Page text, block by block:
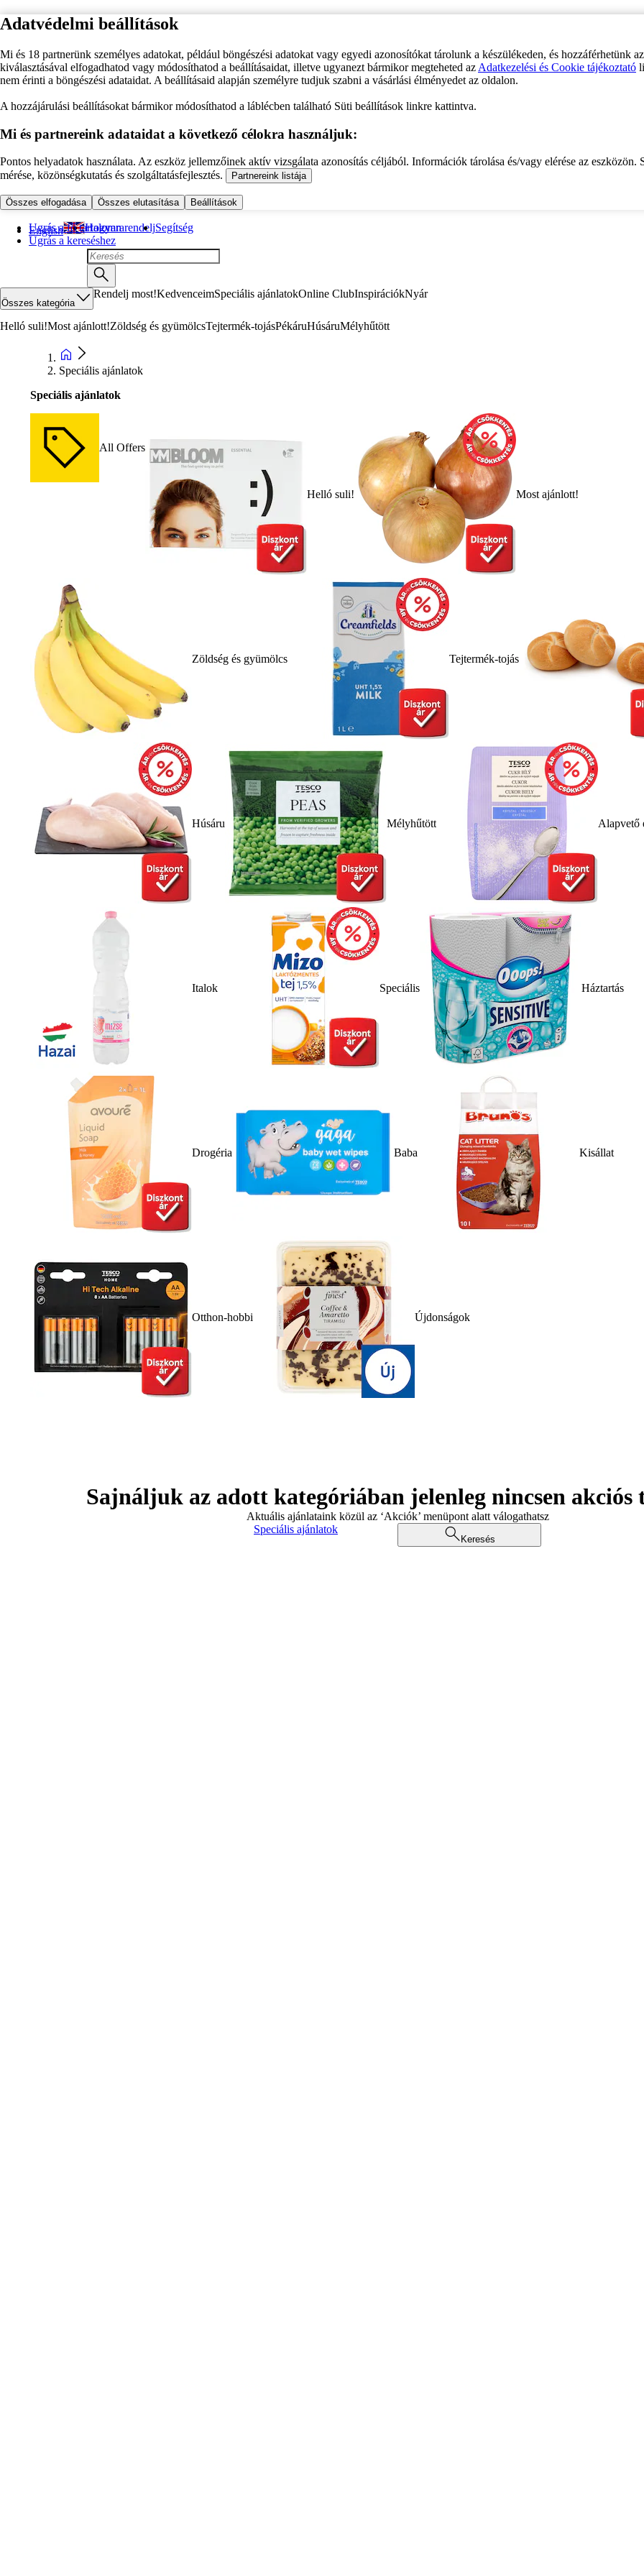
Adatvédelmi beállítások
Mi és 18 partnerünk személyes adatokat, például böngészési adatokat vagy egyedi azonosítókat tárolunk a készülékeden, és hozzáférhetünk
kiválasztásával elfogadhatod vagy módosíthatod a beállításaidat, illetve ugyanezt bármikor megteheted az Adatkezelési és Cookie tájékoztató
nem érinti a böngészési adataidat. A beállításaid alapján személyre tudjuk szabni a vásárlási élményedet az oldalon.
A hozzájárulási beállításokat bármikor módosíthatod a láblécben található Süti beállítások linkre kattintva.
Mi és partnereink adataidat a következő célokra használjuk:
Pontos helyadatok használata. Az eszköz jellemzőinek aktív vizsgálata azonosítás céljából. Információk tárolása és/vagy elérése az eszközön.
mérése, közönségkutatás és szolgáltatásfejlesztés.
Partnereink listája
Összes elfogadása Összes elutasítása Beállítások
Ugrás a fő tartalomra
Ugrás a kereséshez
English Hogyan rendeljSegítség
Összes kategória
Rendelj most!KedvenceimSpeciális ajánlatokOnline ClubInspirációkNyár
Helló suli!Most ajánlott!Zöldség és gyümölcsTejtermék-tojásPékáruHúsáruMélyhűtött
Speciális ajánlatok
Speciális ajánlatok
All Offers
Helló suli! Most ajánlott!
Zöldség és gyümölcs Tejtermék-tojás
Húsáru Mélyhűtött Alapvető
Italok Speciális Háztartás
Drogéria Baba Kisállat
Otthon-hobbi Újdonságok
Sajnáljuk az adott kategóriában jelenleg nincsen akciós
Aktuális ajánlataink közül az ‘Akciók’ menüpont alatt válogathatsz
Speciális ajánlatok
Keresés